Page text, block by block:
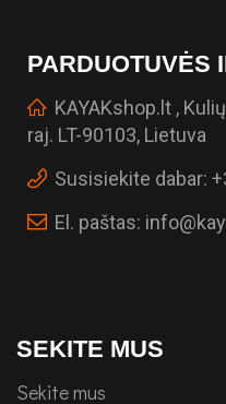
PARDUOTUVĖS
KAYAKshop.lt ,
raj. LT-90103, Lietuva
Susisiekite dabar:
El. paštas:
SEKITE MUS
Sekite mus